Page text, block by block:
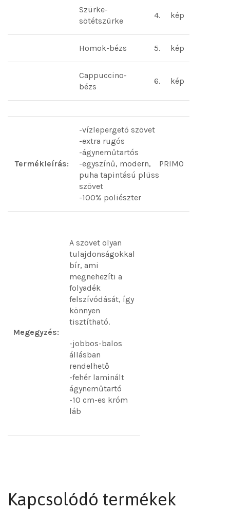
Szürke-
sötétszürke
4. kép
Homok-bézs 5. kép
Cappuccino-
bézs
6. kép
Termékleírás:
-vízlepergető szövet
-extra rugós
-ágyneműtartós
-egyszínű, modern, PRIMO
puha tapintású plüss
szövet
-100% poliészter
Megegyzés:
A szövet olyan
tulajdonságokkal
bír, ami
megnehezíti a
folyadék
felszívódását, így
könnyen
tisztítható.
-jobbos-balos
állásban
rendelhető
-fehér laminált
ágyneműtartó
-10 cm-es króm
láb
Kapcsolódó termékek